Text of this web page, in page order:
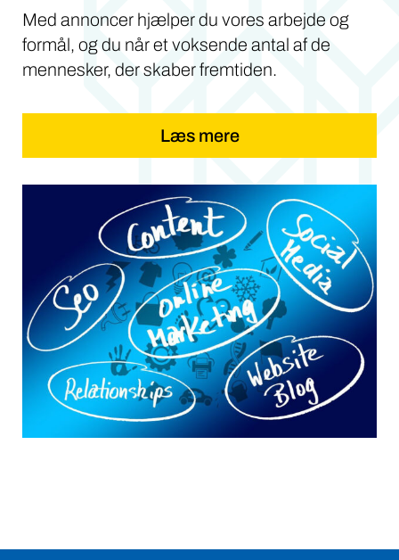
Med annoncer hjælper du vores arbejde og
formål, og du når et voksende antal af de
mennesker, der skaber fremtiden.
Læs mere